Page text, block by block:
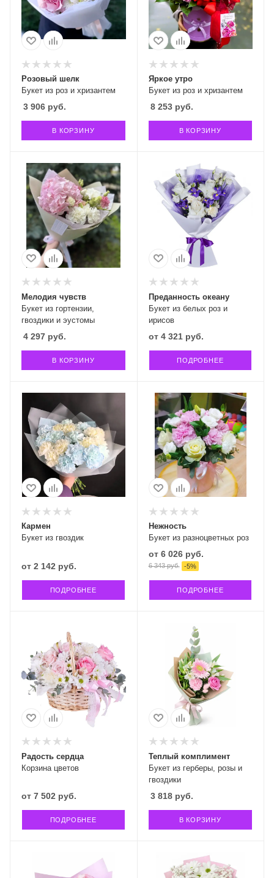
Букет из роз и хризантем
Розовый шелк
3 906 руб.
В КОРЗИНУ
Букет из роз и хризантем
Яркое утро
8 253руб.
В КОРЗИНУ
Букет из гортензии,
гвоздики и эустомы
Мелодия чувств
4 297 руб.
В КОРЗИНУ
Букет из белых роз и
ирисов
Преданность океану
от 4 321 руб.
ПОДРОБНЕЕ
Букет из гвоздик
Кармен
от 2 142 руб.
ПОДРОБНЕЕ
Букет из разноцветных роз
Нежность
от 6 026 руб.
6 343 руб. -5%
ПОДРОБНЕЕ
Корзина цветов
Радость сердца
от 7 502 руб.
ПОДРОБНЕЕ
Букет из герберы, розы и
гвоздики
Теплый комплимент
3 818руб.
В КОРЗИНУ